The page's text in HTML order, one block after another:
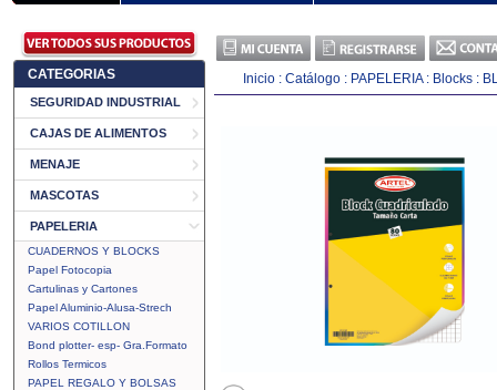
CATEGORIAS
SEGURIDAD INDUSTRIAL
CAJAS DE ALIMENTOS
MENAJE
MASCOTAS
PAPELERIA
CUADERNOS Y BLOCKS
Papel Fotocopia
Cartulinas y Cartones
Papel Aluminio-Alusa-Strech
VARIOS COTILLON
Bond plotter- esp- Gra.Formato
Rollos Termicos
PAPEL REGALO Y BOLSAS
Inicio : Catálogo : PAPELERIA: Blocks :